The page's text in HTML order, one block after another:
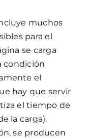
muchos
para el
se carga
condición
el
hay que servir
el tiempo de
la carga).
se producen